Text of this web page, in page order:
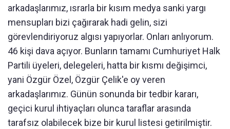
arkadaşlarımız, ısrarla bir kısım medya sanki yargı
mensupları bizi çağırarak hadi gelin, sizi
görevlendiriyoruz algısı yapıyorlar. Onları anlıyorum.
46 kişi dava açıyor. Bunların tamamı Cumhuriyet Halk
Partili üyeleri, delegeleri, hatta bir kısmı değişimci,
yani Özgür Özel, Özgür Çelik'e oy veren
arkadaşlarımız. Günün sonunda bir tedbir kararı,
geçici kurul ihtiyaçları olunca taraflar arasında
tarafsız olabilecek bize bir kurul listesi getirilmiştir.